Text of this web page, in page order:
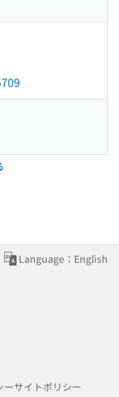
Language：English
ーサイトポリシー